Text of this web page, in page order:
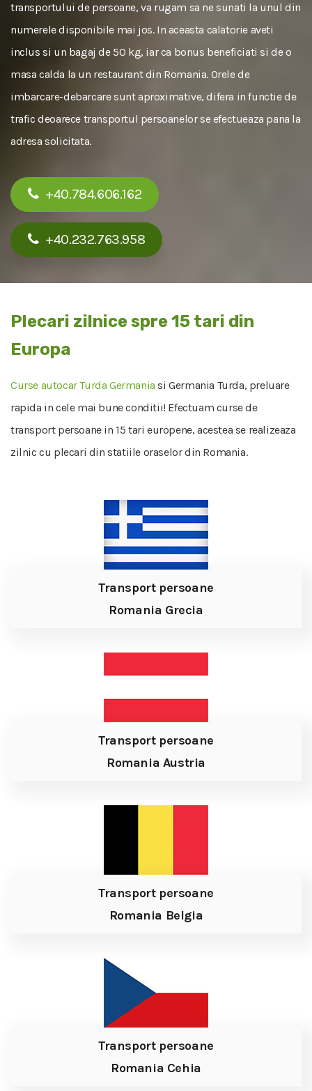
transportului de persoane, va rugam sa ne sunati la unul din
numerele disponibile mai jos. In aceasta calatorie aveti
inclus si un bagaj de 50 kg, iar ca bonus beneficiati si de o
masa calda la un restaurant din Romania. Orele de
imbarcare-debarcare sunt aproximative, difera in functie de
trafic deoarece transportul persoanelor se efectueaza pana la
adresa solicitata.
+40.784.606.162
+40.232.763.958
Plecari zilnice spre 15 tari din
Europa
Curse autocar Turda Germania si Germania Turda, preluare
rapida in cele mai bune conditii! Efectuam curse de
transport persoane in 15 tari europene, acestea se realizeaza
zilnic cu plecari din statiile oraselor din Romania.
Transport persoane
Romania Grecia
Transport persoane
Romania Austria
Transport persoane
Romania Belgia
Transport persoane
Romania Cehia